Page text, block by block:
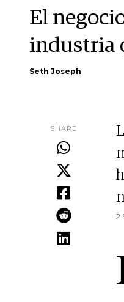
El
industria
Seth Joseph
SHARE
2